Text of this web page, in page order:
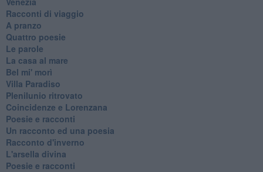
Racconti di viaggio
A pranzo
Quattro poesie
Le parole
La casa al mare
Bel mi' morì
Villa Paradiso
Plenilunio ritrovato
Coincidenze e Lorenzana
Poesie e racconti
Un racconto ed una poesia
Racconto d'inverno
​L'arsella divina
Poesie e racconti